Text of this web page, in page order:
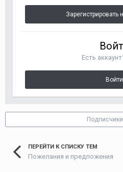
Зарегистрировать
Есть
Войти
Подписчики
ПЕРЕЙТИ К СПИСКУ ТЕМ
Пожелания и предложения